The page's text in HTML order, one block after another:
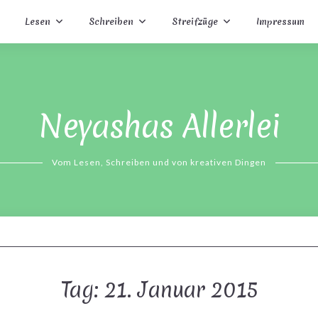
Neyashas Allerlei
Vom Lesen, Schreiben und von kreativen Dingen
Lesen Schreiben Streifzüge Impressum
Tag:21. Januar 2015